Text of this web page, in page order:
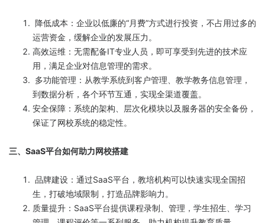
降低成本：企业以低廉的“月费”方式进行投资，不占用过多的
运营资金，缓解企业的发展压力。
高效运维：无需配备IT专业人员，即可享受到先进的技术应
用，满足企业对信息管理的需求。
多功能管理：从教学系统到客户管理、教学教务信息管理，
到数据分析，各个环节互通，实现全渠道覆盖。
安全保障：系统的架构、层次化模块以及服务器的安全备份，
保证了网校系统的稳定性。
三、SaaS平台如何助力网校搭建
品牌建设：通过SaaS平台，教培机构可以快速实现全国招
生，打破地域限制，打造品牌影响力。
质量提升：SaaS平台提供课程录制、管理，学生招生、学习